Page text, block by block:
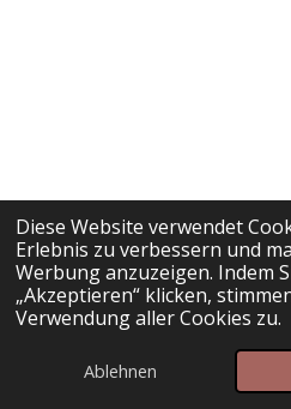
Diese Website verwendet
Erlebnis zu verbessern und
Werbung anzuzeigen. Indem
„Akzeptieren“ klicken,
Verwendung aller Cookies zu.
Ablehnen